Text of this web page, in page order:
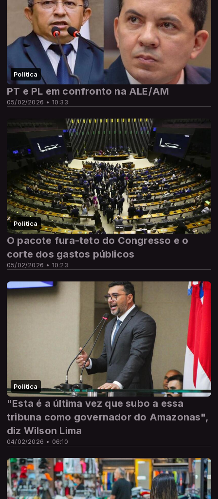
Politica
05/02/2026 • 10:33
PT e PL em confronto na ALE/AM
Politica
05/02/2026 • 10:23
O pacote fura-teto do Congresso e o
corte dos gastos públicos
Politica
04/02/2026 • 06:10
"Esta é a última vez que subo a essa
tribuna como governador do Amazonas",
diz Wilson Lima